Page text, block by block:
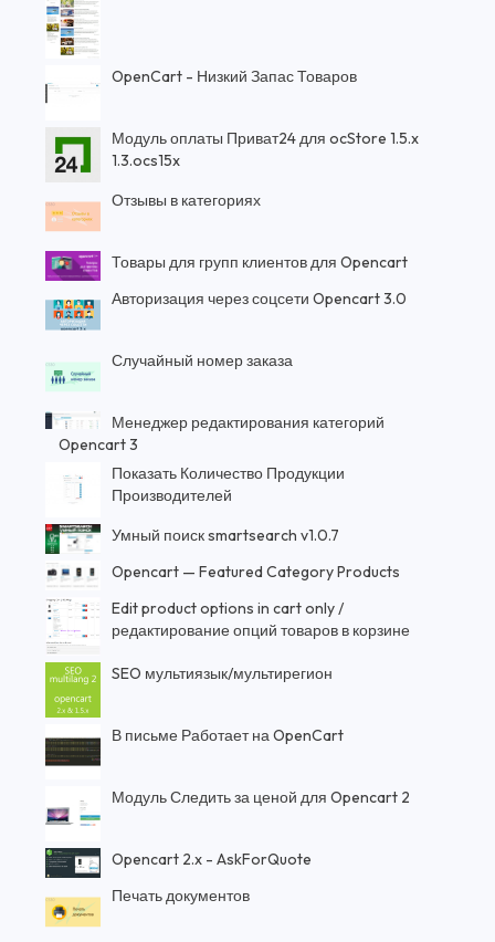
OpenCart - Низкий Запас Товаров
Модуль оплаты Приват24 для ocStore 1.5.x
1.3.ocs15x
Отзывы в категориях
Товары для групп клиентов для Opencart
Авторизация через соцсети Opencart 3.0
Случайный номер заказа
Менеджер редактирования категорий
Opencart 3
Показать Количество Продукции
Производителей
Умный поиск smartsearch v1.0.7
Opencart — Featured Category Products
Edit product options in cart only /
редактирование опций товаров в корзине
SEO мультиязык/мультирегион
В письме Работает на OpenCart
Модуль Следить за ценой для Opencart 2
Opencart 2.x - AskForQuote
Печать документов